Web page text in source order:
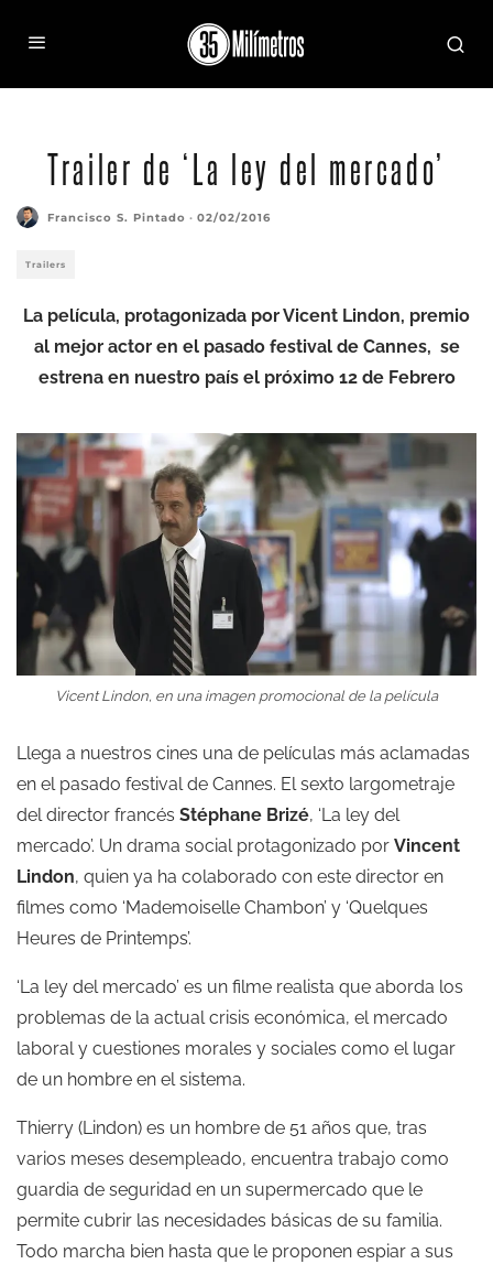
Trailer de ‘La ley del mercado’
Francisco S. Pintado · 02/02/2016
Trailers
La película, protagonizada por Vicent Lindon, premio
al mejor actor en el pasado festival de Cannes, se
estrena en nuestro país el próximo 12 de Febrero
Vicent Lindon, en una imagen promocional de la película
Llega a nuestros cines una de películas más aclamadas
en el pasado festival de Cannes. El sexto largometraje
del director francés Stéphane Brizé, ‘La ley del
mercado’. Un drama social protagonizado por Vincent
Lindon, quien ya ha colaborado con este director en
filmes como ‘Mademoiselle Chambon’ y ‘Quelques
Heures de Printemps’.
‘La ley del mercado’ es un filme realista que aborda los
problemas de la actual crisis económica, el mercado
laboral y cuestiones morales y sociales como el lugar
de un hombre en el sistema.
Thierry (Lindon) es un hombre de 51 años que, tras
varios meses desempleado, encuentra trabajo como
guardia de seguridad en un supermercado que le
permite cubrir las necesidades básicas de su familia.
Todo marcha bien hasta que le proponen espiar a sus